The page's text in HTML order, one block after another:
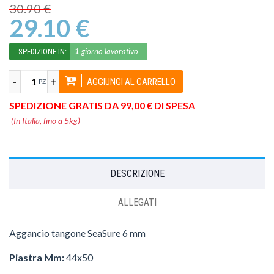
30.90 €
29.10 €
SPEDIZIONE IN: 1 giorno lavorativo
PZ +
- AGGIUNGI AL CARRELLO
SPEDIZIONE GRATIS DA 99,00 € DI SPESA
(In Italia, fino a 5kg)
DESCRIZIONE
ALLEGATI
Aggancio tangone SeaSure 6 mm
Piastra Mm:44x50